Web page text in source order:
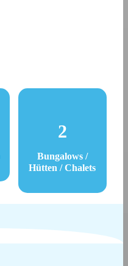
2
Bungalows /
Hütten / Chalets